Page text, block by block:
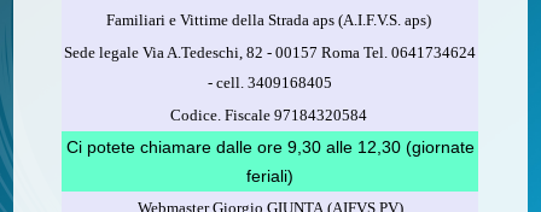
Firma nel riquadro indicato come “Sostegno delle
organizzazioni non lucrative di utilità sociale, delle associazioni
Indica nel riquadro il codice fiscale dell’A.I.F.V.S.:
97184320584
Familiari e Vittime della Strada aps (A.I.F.V.S. aps)
Sede legale Via A.Tedeschi, 82 - 00157 Roma Tel. 0641734624
-cell.3409168405
Codice. Fiscale 97184320584
Ci potete chiamare dalle ore 9,30 alle 12,30 (giornate
feriali)
Webmaster Giorgio GIUNTA (AIFVS PV)